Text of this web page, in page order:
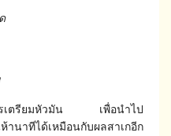
ารเตรียมหัวมัน เพื่อนำไป
าทีได้เหมือนกับผลสาเกอีก